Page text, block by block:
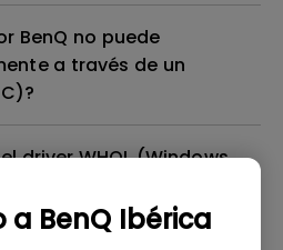
a BenQ Ibérica
BenQ no puede
a través de un
driver WHQL (Windows
una versión